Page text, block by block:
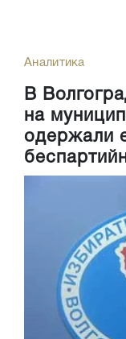
Аналитика
В
на
одержали